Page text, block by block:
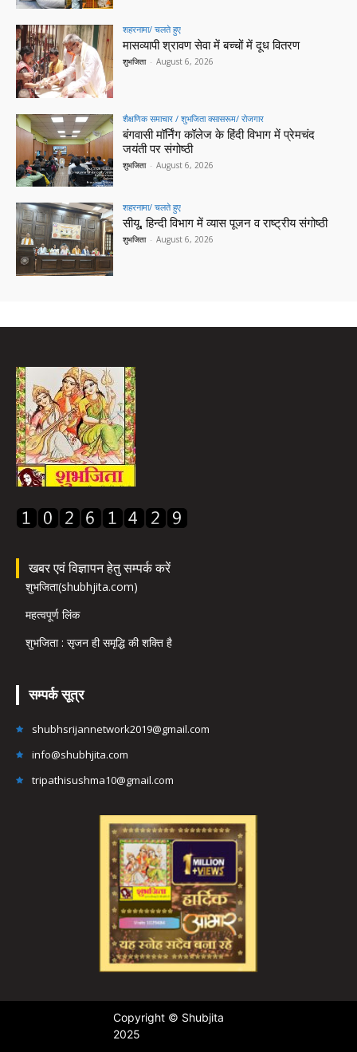
शहरनामा/ चलते हुए
मासव्यापी श्रावण सेवा में बच्चों में दूध वितरण
शुभजिता - August 6, 2026
शैक्षणिक समाचार / शुभजिता क्सासरूम/ रोजगार
बंगवासी मॉर्निंग कॉलेज के हिंदी विभाग में प्रेमचंद
जयंती पर संगोष्ठी
शुभजिता - August 6, 2026
शहरनामा/ चलते हुए
सीयू, हिन्दी विभाग में व्यास पूजन व राष्ट्रीय संगोष्ठी
शुभजिता - August 6, 2026
खबर एवं विज्ञापन हेतु सम्पर्क करें
शुभजिता(shubhjita.com)
महत्वपूर्ण लिंक
शुभजिता : सृजन ही समृद्धि की शक्ति है
सम्पर्क सूत्र
shubhsrijannetwork2019@gmail.com
info@shubhjita.com
tripathisushma10@gmail.com
Copyright © Shubjita
2025